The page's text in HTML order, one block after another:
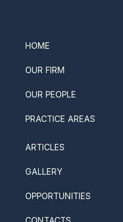
HOME
OUR FIRM
OUR PEOPLE
PRACTICE AREAS
ARTICLES
GALLERY
OPPORTUNITIES